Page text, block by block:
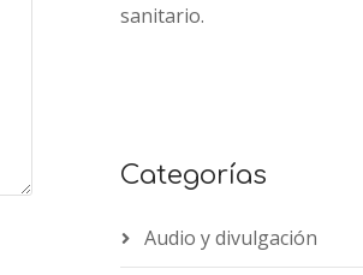
sanitario.
Categorías
Audio y divulgación